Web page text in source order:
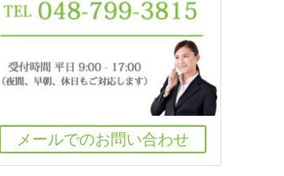
メールでのお問い合わせ